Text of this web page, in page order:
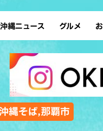
沖縄ニュース グルメ
ラーメン
テイクアウト
すし・魚料理
沖縄料理
縄そば,那覇市